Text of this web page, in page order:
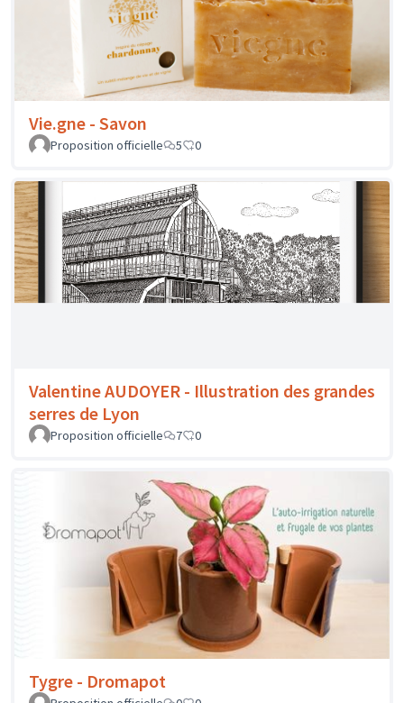
Voisin - Le coffret coussins-quenelles-
Proposition officielle 0
Vie.gne - Savon
Valentine AUDOYER - Illustration des grandes
serres de Lyon
Proposition officielle 7